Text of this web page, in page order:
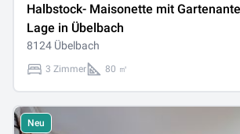
Halbstock- Maisonette mit
Lage in Übelbach
8124 Übelbach
3 Zimmer 80 ㎡
Neu